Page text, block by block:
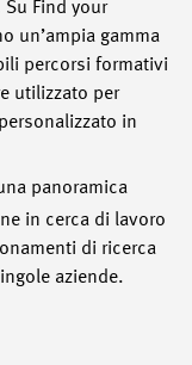
Find your
un’ampia gamma
percorsi formativi
utilizzato per
in
panoramica
in cerca di lavoro
di ricerca
aziende.